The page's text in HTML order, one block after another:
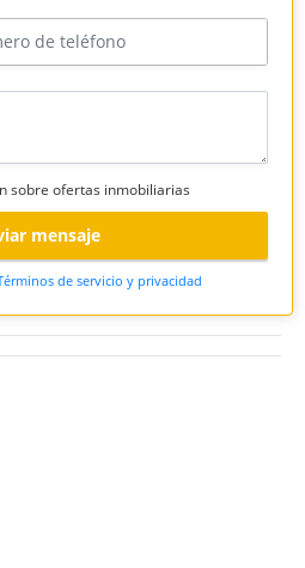
sobre ofertas inmobiliarias
mensaje
de servicio y privacidad